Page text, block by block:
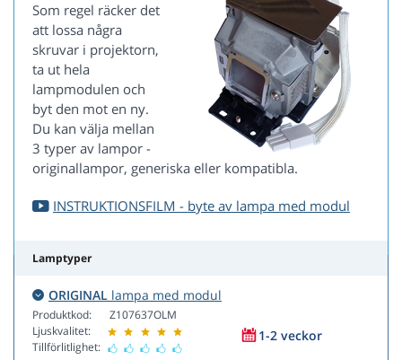
Som regel räcker det
att lossa några
skruvar i projektorn,
ta ut hela
lampmodulen och
byt den mot en ny.
Du kan välja mellan
3 typer av lampor -
originallampor, generiska eller kompatibla.
INSTRUKTIONSFILM - byte av lampa med modul
Lamptyper
ORIGINAL lampa med modul
Produktkod:
Ljuskvalitet:
Tillförlitlighet:
Z107637OLM
1-2 veckor